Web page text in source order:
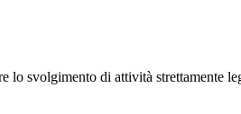
lo svolgimento di attività strettamente